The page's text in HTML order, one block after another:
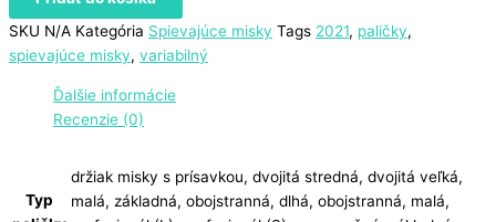
SKU N/A Kategória Spievajúce misky Tags 2021, paličky,
spievajúce misky, variabilný
Ďalšie informácie
Recenzie (0)
Typ
držiak misky s prísavkou, dvojitá stredná, dvojitá veľká,
malá, základná, obojstranná, dlhá, obojstranná, malá,